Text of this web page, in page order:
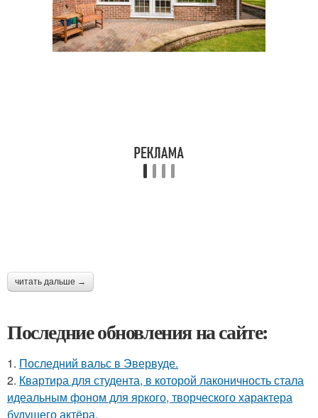
читать дальше →
Последние обновления на сайте:
1. Последний вальс в Эвервуде.
2. Квартира для студента, в которой лаконичность стала
идеальным фоном для яркого, творческого характера
будущего актёра.